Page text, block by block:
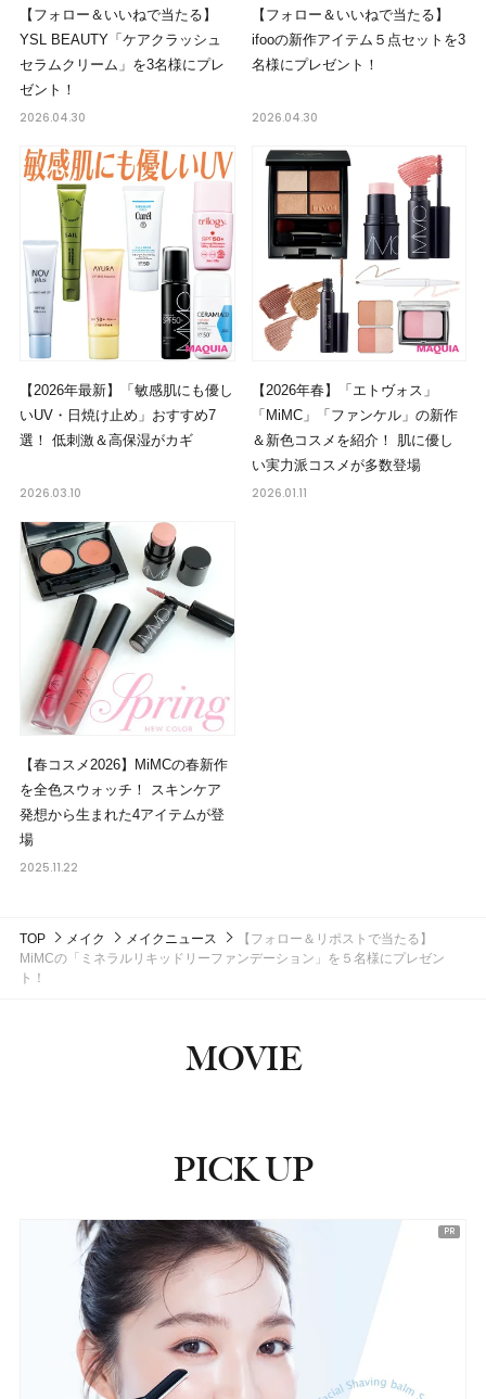
【フォロー＆いいねで当たる】
YSL BEAUTY「ケアクラッシュ
セラムクリーム」を3名様にプレ
ゼント！
2026.04.30
【フォロー＆いいねで当たる】
ifooの新作アイテム５点セットを3
名様にプレゼント！
2026.04.30
【2026年最新】「敏感肌にも優し
いUV・日焼け止め」おすすめ7
選！ 低刺激＆高保湿がカギ
2026.03.10
【2026年春】「エトヴォス」
「MiMC」「ファンケル」の新作
＆新色コスメを紹介！ 肌に優し
い実力派コスメが多数登場
2026.01.11
【春コスメ2026】MiMCの春新作
を全色スウォッチ！ スキンケア
発想から生まれた4アイテムが登
場
2025.11.22
TOP メイク メイクニュース
【フォロー＆リポストで当たる】
MiMCの「ミネラルリキッドリーファンデーション」を５名様にプレゼン
ト！
MOVIE
PICK UP